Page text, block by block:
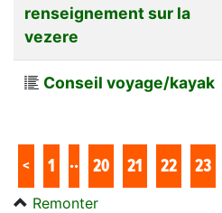
renseignement sur la
vezere
Conseil voyage/kayak
< 1 .. 20 21 22 23
Remonter